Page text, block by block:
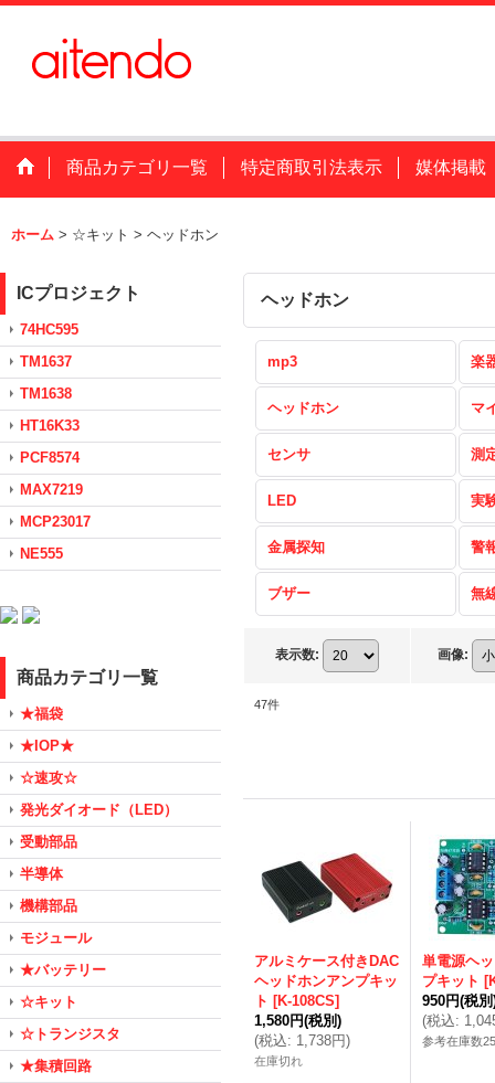
商品カテゴリ一覧 特定商取引法表示 媒体掲載
ホーム > ☆キット > ヘッドホン
ICプロジェクト
74HC595
TM1637
TM1638
HT16K33
PCF8574
MAX7219
MCP23017
NE555
商品カテゴリ一覧
★福袋
★IOP★
☆速攻☆
発光ダイオード（LED）
受動部品
半導体
機構部品
モジュール
★バッテリー
☆キット
☆トランジスタ
★集積回路
ヘッドホン
mp3 楽
ヘッドホン マ
センサ 測
LED 実
金属探知 警
ブザー 無
表示数: 画像:
47件
アルミケース付きDAC
ヘッドホンアンプキッ
ト [K-108CS]
1,580円(税別)
(税込: 1,738円)
在庫切れ
単電源ヘ
プキット [
950円(税別
(税込:
参考在庫数